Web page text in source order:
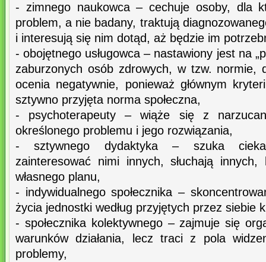
- zimnego naukowca – cechuje osoby, dla
problem, a nie badany, traktują
i interesują się nim dotąd, aż będzie im
- obojętnego usługowca – nastawiony jest na
zaburzonych osób zdrowych, w tzw. normie,
ocenia negatywnie, ponieważ głównym
sztywno przyjęta norma społeczna,
- psychoterapeuty – wiąże się z
określonego problemu i jego rozwiązania,
- sztywnego dydaktyka – szuka
zainteresować nimi innych, słuchają
własnego planu,
- indywidualnego społecznika –
życia jednostki według przyjętych przez siebie
- społecznika kolektywnego – zajmuje się
warunków działania, lecz traci z pola
problemy,